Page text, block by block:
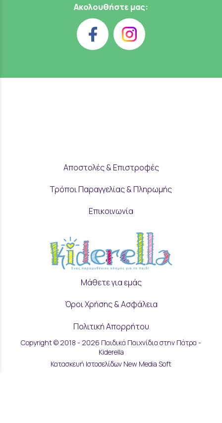
Ακολουθήστε μας:
Αποστολές & Επιστροφές
Τρόποι Παραγγελίας & Πληρωμής
Επικοινωνία
Μάθετε για εμάς
Όροι Χρήσης & Ασφάλεια
Πολιτική Απορρήτου
Ρυθμίσεις Cookies
Copyright © 2018 - 2026 Παιδικά Παιχνίδια στην Πάτρα -
Kiderella
Κατασκευή Ιστοσελίδων New Media Soft